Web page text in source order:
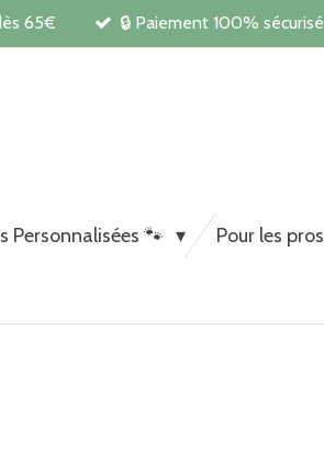
65€ 🔒 Paiement 100% sécurisé
Personnalisées 🐾 Pour les pros